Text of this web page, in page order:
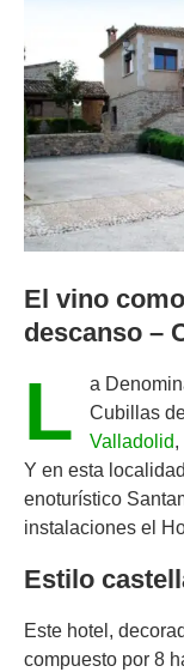
El vino
descanso –
L
a
Cubillas
Valladolid,
Y en esta
enoturístico
instalaciones el
Estilo
Este hotel,
compuesto por 8